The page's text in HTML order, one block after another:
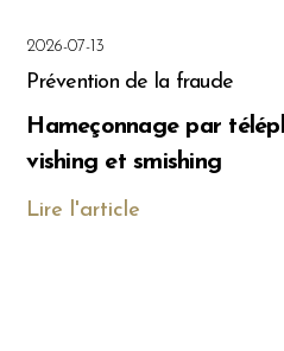
2026-07-13
Prévention de la fraude
Hameçonnage par
vishing et smishing
Lire l'article